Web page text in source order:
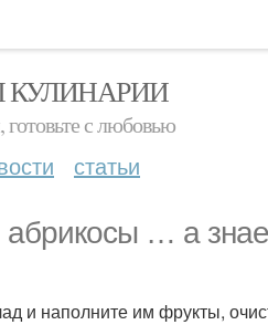
готовьте с любовью
статьи
… а
и наполните им фрукты,